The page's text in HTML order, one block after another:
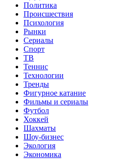
Политика
Происшествия
Психология
Рынки
Сериалы
Спорт
ТВ
Теннис
Технологии
Тренды
Фигурное катание
Фильмы и сериалы
Футбол
Хоккей
Шахматы
Шоу-бизнес
Экология
Экономика